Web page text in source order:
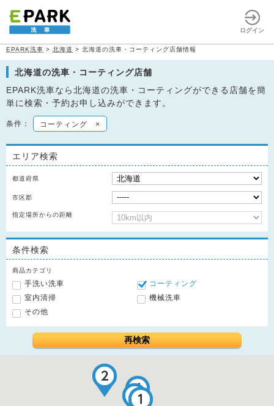
ログイン
EPARK洗車 > 北海道 > 北海道の洗車・コーティング店舗情報
北海道の洗車・コーティング店舗
EPARK洗車なら北海道の洗車・コーティングができる店舗を簡
単に検索・予約お申し込みができます。
条件： コーティング ×
エリア検索
都道府県
市区郡
指定場所からの距離
条件検索
商品カテゴリ
手洗い洗車
コーティング
室内清掃
機械洗車
その他
再検索